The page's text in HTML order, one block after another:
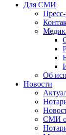
Для СМИ
Об
Новости
СМИ о